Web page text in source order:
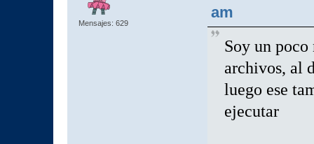
Mensajes: 629
am
Soy un poco
archivos, al
luego ese
ejecutar